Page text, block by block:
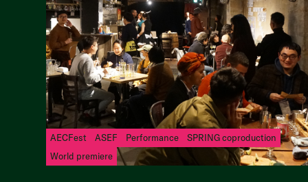
AECFest ASEF Performance
SPRING coproduction
World premiere